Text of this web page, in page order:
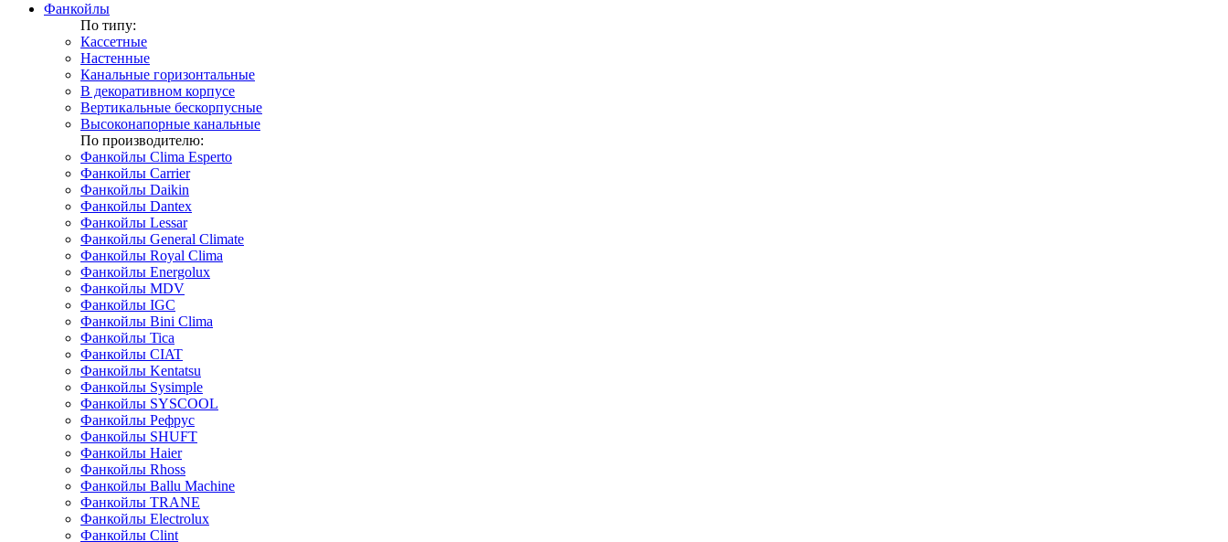
Фанкойлы
По типу:
Кассетные
Настенные
Канальные горизонтальные
В декоративном корпусе
Вертикальные бескорпусные
Высоконапорные канальные
По производителю:
Фанкойлы Clima Esperto
Фанкойлы Carrier
Фанкойлы Daikin
Фанкойлы Dantex
Фанкойлы Lessar
Фанкойлы General Climate
Фанкойлы Royal Clima
Фанкойлы Energolux
Фанкойлы MDV
Фанкойлы IGC
Фанкойлы Bini Clima
Фанкойлы Tica
Фанкойлы CIAT
Фанкойлы Kentatsu
Фанкойлы Sysimple
Фанкойлы SYSCOOL
Фанкойлы Рефрус
Фанкойлы SHUFT
Фанкойлы Haier
Фанкойлы Rhoss
Фанкойлы Ballu Machine
Фанкойлы TRANE
Фанкойлы Electrolux
Фанкойлы Clint